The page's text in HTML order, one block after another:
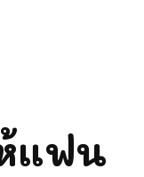
แฟน